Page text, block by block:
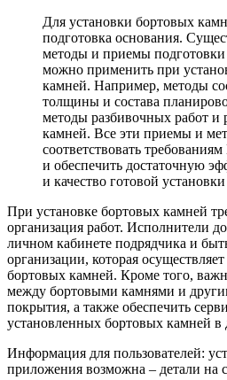
Для установки бортовых
подготовка основания.
методы и приемы подготовки
можно применить при
камней. Например, методы
толщины и состава
методы разбивочных работ и
камней. Все эти приемы и
соответствовать
и обеспечить достаточную
и качество готовой
При установке бортовых камней
организация работ. Исполнители
личном кабинете подрядчика и
организации, которая
бортовых камней. Кроме того,
между бортовыми камнями и
покрытия, а также обеспечить
установленных бортовых камней в
Информация для пользователей:
приложения возможна – детали на